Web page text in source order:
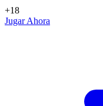
+18
Jugar Ahora